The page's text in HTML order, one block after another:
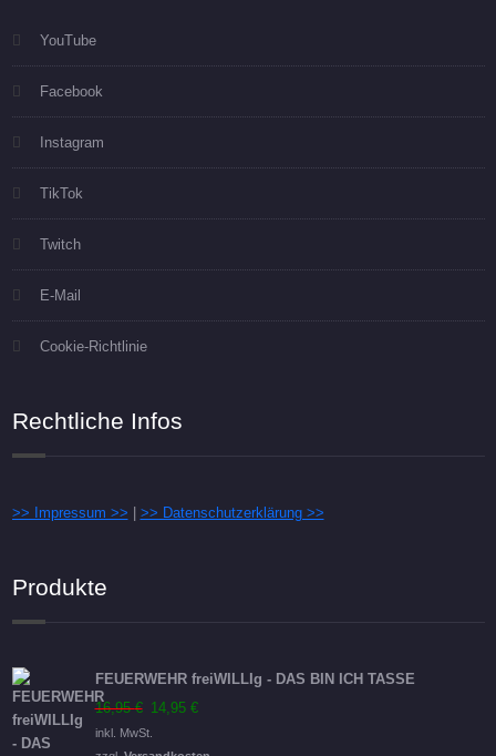
YouTube
Facebook
Instagram
TikTok
Twitch
E-Mail
Cookie-Richtlinie
Rechtliche Infos
>> Impressum >> >> Datenschutzerklärung >>
Produkte
FEUERWEHR freiWILLIg - DAS BIN ICH TASSE
16,95€ Ursprünglicher
Preis
14,95 €
inkl. MwSt.